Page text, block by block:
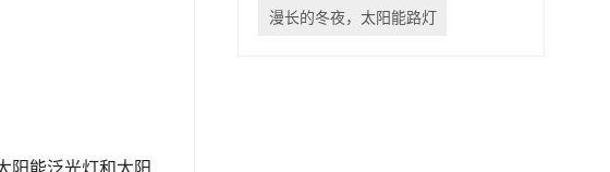
漫长的冬夜，太阳能路灯
阳能泛光灯和太阳